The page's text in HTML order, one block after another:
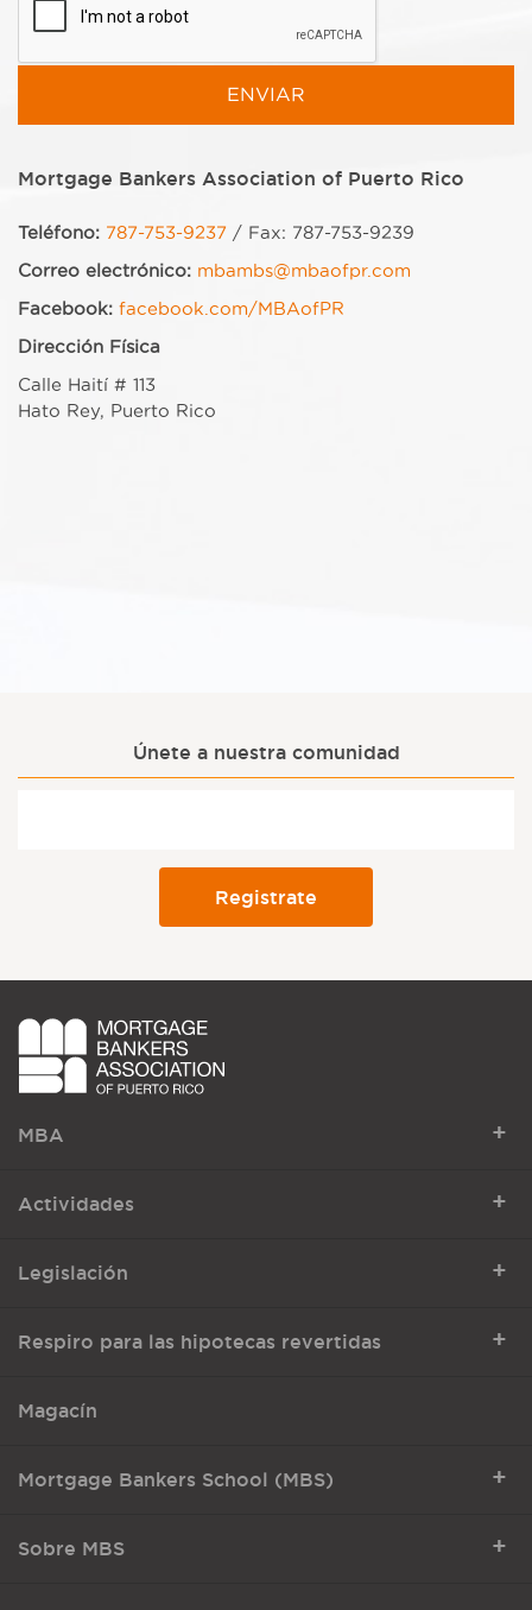
Mortgage Bankers Association of Puerto Rico
Teléfono: 787-753-9237 / Fax: 787-753-9239
Correo electrónico: mbambs@mbaofpr.com
Facebook: facebook.com/MBAofPR
Dirección Física
Calle Haití # 113
Hato Rey, Puerto Rico
Únete a nuestra comunidad
MBA +
Actividades +
Legislación +
Respiro para las hipotecas revertidas +
Magacín
Mortgage Bankers School (MBS) +
Sobre MBS +